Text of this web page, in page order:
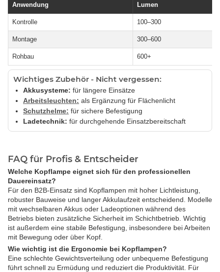
Anwendung Lumen
Kontrolle 100–300
Montage 300–600
Rohbau 600+
Wichtiges Zubehör - Nicht vergessen:
Akkusysteme: für längere Einsätze
Arbeitsleuchten: als Ergänzung für Flächenlicht
Schutzhelme: für sichere Befestigung
Ladetechnik: für durchgehende Einsatzbereitschaft
FAQ für Profis & Entscheider
Welche Kopflampe eignet sich für den professionellen
Dauereinsatz?
Für den B2B-Einsatz sind Kopflampen mit hoher Lichtleistung,
robuster Bauweise und langer Akkulaufzeit entscheidend. Modelle
mit wechselbaren Akkus oder Ladeoptionen während des
Betriebs bieten zusätzliche Sicherheit im Schichtbetrieb. Wichtig
ist außerdem eine stabile Befestigung, insbesondere bei Arbeiten
mit Bewegung oder über Kopf.
Wie wichtig ist die Ergonomie bei Kopflampen?
Eine schlechte Gewichtsverteilung oder unbequeme Befestigung
führt schnell zu Ermüdung und reduziert die Produktivität. Für